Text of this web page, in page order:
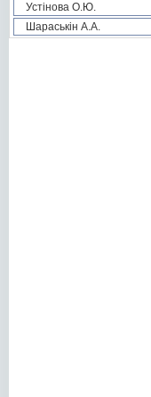
Устінова О.Ю.
Шараськін А.А.